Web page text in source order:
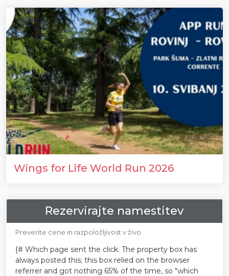
Wings for Life World Run 2026
Rezervirajte namestitev
Preverite cene in razpoložljivost v živo
{# Which page sent the click. The property box has
always posted this; this box relied on the browser
referrer and got nothing 65% of the time, so "which